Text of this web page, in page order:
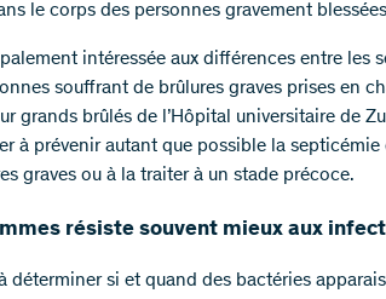
le corps des personnes gravement
intéressée aux différences entre les
souffrant de brûlures graves prises en
grands brûlés de l’Hôpital universitaire de
à prévenir autant que possible la septicémie
graves ou à la traiter à un stade précoce.
résiste souvent mieux aux
déterminer si et quand des bactéries